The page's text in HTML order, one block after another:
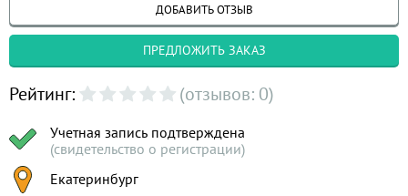
ДОБАВИТЬ ОТЗЫВ
ПРЕДЛОЖИТЬ ЗАКАЗ
Рейтинг: (отзывов: 0)
Учетная запись подтверждена
(свидетельство о регистрации)
Екатеринбург